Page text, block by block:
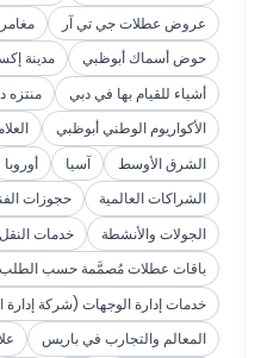
عروض عطلات جي تي آر
حوض أسماك أبوظبي
مدينة
أشياء للقيام بها في دبي
منتزه
الأكواريوم الوطني أبوظبي
الشرق الأوسط
آسيا أوروبا
الشراكات العالمية
حجوزات
الجولات والأنشطة
خدمات
باقات عطلات مُصمَّمة حسب الطلب
خدمات إدارة الوجهات (شركة إدارة
المعالم والتجارب في باريس